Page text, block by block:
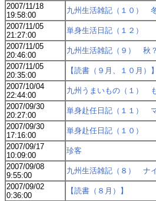
2007/11/18
19:58:00
九州生活雑記（１０）
2007/11/05
21:27:00
単身生活日記（１２）
2007/11/05
20:46:00
九州生活雑記（９） 秋？
2007/11/05
20:35:00
【読書（９月、１０月）】
2007/10/04
22:44:00
九州うまいもの（１）
2007/09/30
20:27:00
単身赴任日記（１１）
2007/09/30
17:16:00
単身赴任日記（１０）
2007/09/17
10:09:00
珍客
2007/09/08
9:55:00
九州生活雑記（８） ナ
2007/09/02
0:36:00
【読書（８月）】